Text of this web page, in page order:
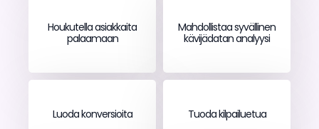
Houkutella asiakkaita
palaamaan
Mahdollistaa syvällinen
kävijädatan analyysi
Luoda konversioita Tuoda kilpailuetua